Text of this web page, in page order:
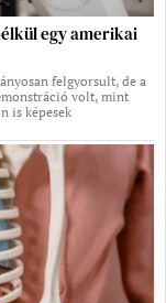
egy amerikai
felgyorsult, de a
volt, mint
is képesek